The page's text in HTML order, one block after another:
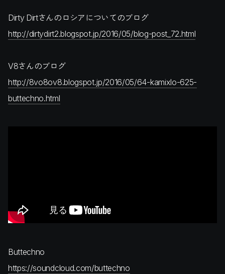
Dirty Dirtさんのロシアについてのブログ
http://dirtydirt2.blogspot.jp/2016/05/blog-post_72.html
V8さんのブログ
http://8vo8ov8.blogspot.jp/2016/05/64-kamixlo-625-
buttechno.html
Buttechno
https://soundcloud.com/buttechno